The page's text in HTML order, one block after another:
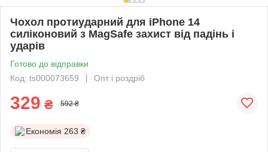
Чохол протиударний для iPhone 14
силіконовий з MagSafe захист від падінь і
ударів
Готово до відправки
Код: ts000073659
Опт і роздріб
329 ₴ 592 ₴
Економія 263 ₴